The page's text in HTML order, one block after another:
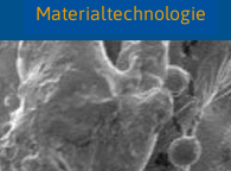
Materialtechnologie